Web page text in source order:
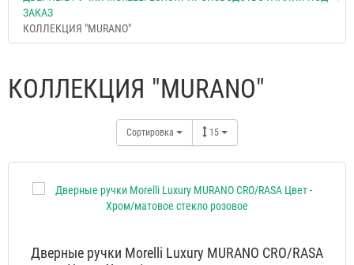
ЗАКАЗ
КОЛЛЕКЦИЯ "MURANO"
КОЛЛЕКЦИЯ "MURANO"
Сортировка 15
Дверные ручки Morelli Luxury MURANO CRO/RASA